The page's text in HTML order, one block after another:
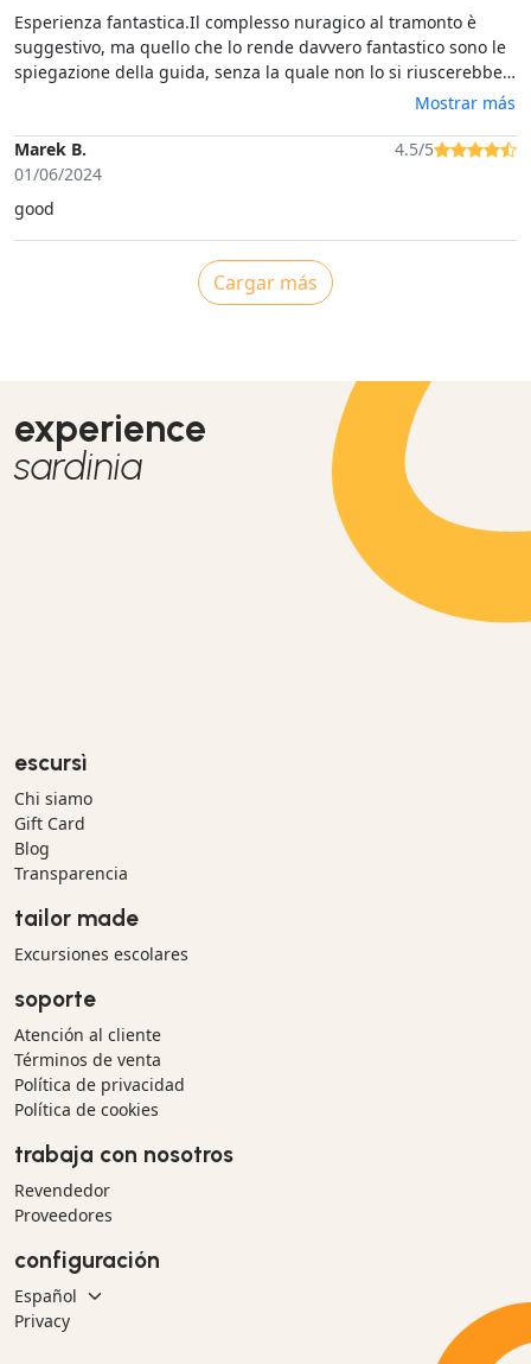
Esperienza fantastica.Il complesso nuragico al tramonto è
suggestivo, ma quello che lo rende davvero fantastico sono le
spiegazione della guida, senza la quale non lo si riuscerebbe
ad apprezzare appieno. La guida, appunto, simpaticissima e
questa terra.L'aperitivo al tramonto semplice ma buonissimo,
specialmente il vino.Consigliato al 100%.
Mostrar más
Marek B.
01/06/2024
4.5/5
good
Cargar más
experience
sardinia
escursì
Chi siamo
Gift Card
Blog
Transparencia
tailor made
Excursiones escolares
soporte
Atención al cliente
Términos de venta
Política de privacidad
Política de cookies
trabaja con nosotros
Revendedor
Proveedores
configuración
Privacy